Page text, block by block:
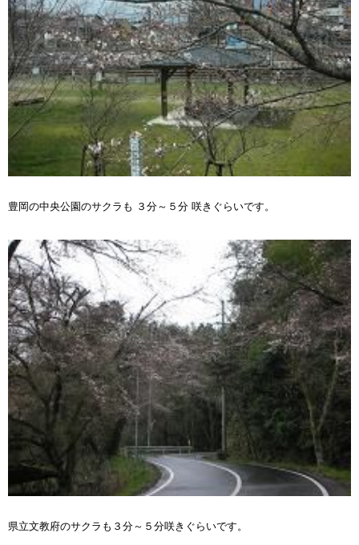
豊岡の中央公園のサクラも ３分～５分 咲きぐらいです。
県立文教府のサクラも３分～５分咲きぐらいです。